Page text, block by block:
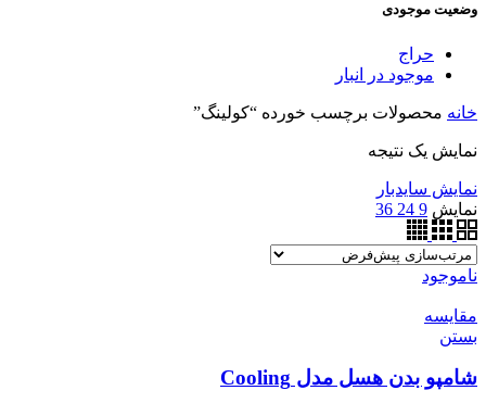
وضعیت موجودی
حراج
موجود در انبار
خانه محصولات برچسب خورده “کولینگ”
نمایش یک نتیجه
نمایش سایدبار
نمایش 9
24
36
ناموجود
مقایسه
بستن
شامپو بدن هسل مدل Cooling